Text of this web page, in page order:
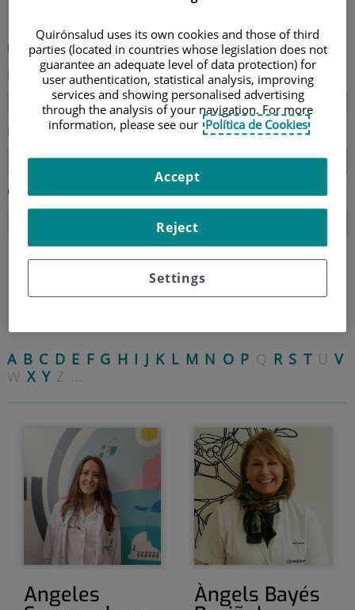
Buscar en Directorio de profesionales
Nombre
Especialidad
Ordenar por
Limpiar Buscar
A B C D E F G H I J K L M N O P Q R S T U V
W X Y Z ...
Angeles Àngels Bayés
Quirónsalud uses its own cookies and those of third
parties (located in countries whose legislation does not
guarantee an adequate level of data protection) for
user authentication, statistical analysis, improving
services and showing personalised advertising
through the analysis of your navigation. For more
information, please see our Política de Cookies
Settings
Reject
Accept